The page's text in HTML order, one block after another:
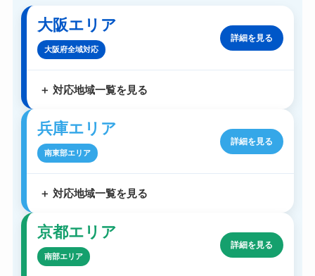
大阪エリア
大阪府全域対応
詳細を見る
対応地域一覧を見る
兵庫エリア
南東部エリア
詳細を見る
対応地域一覧を見る
京都エリア
南部エリア
詳細を見る